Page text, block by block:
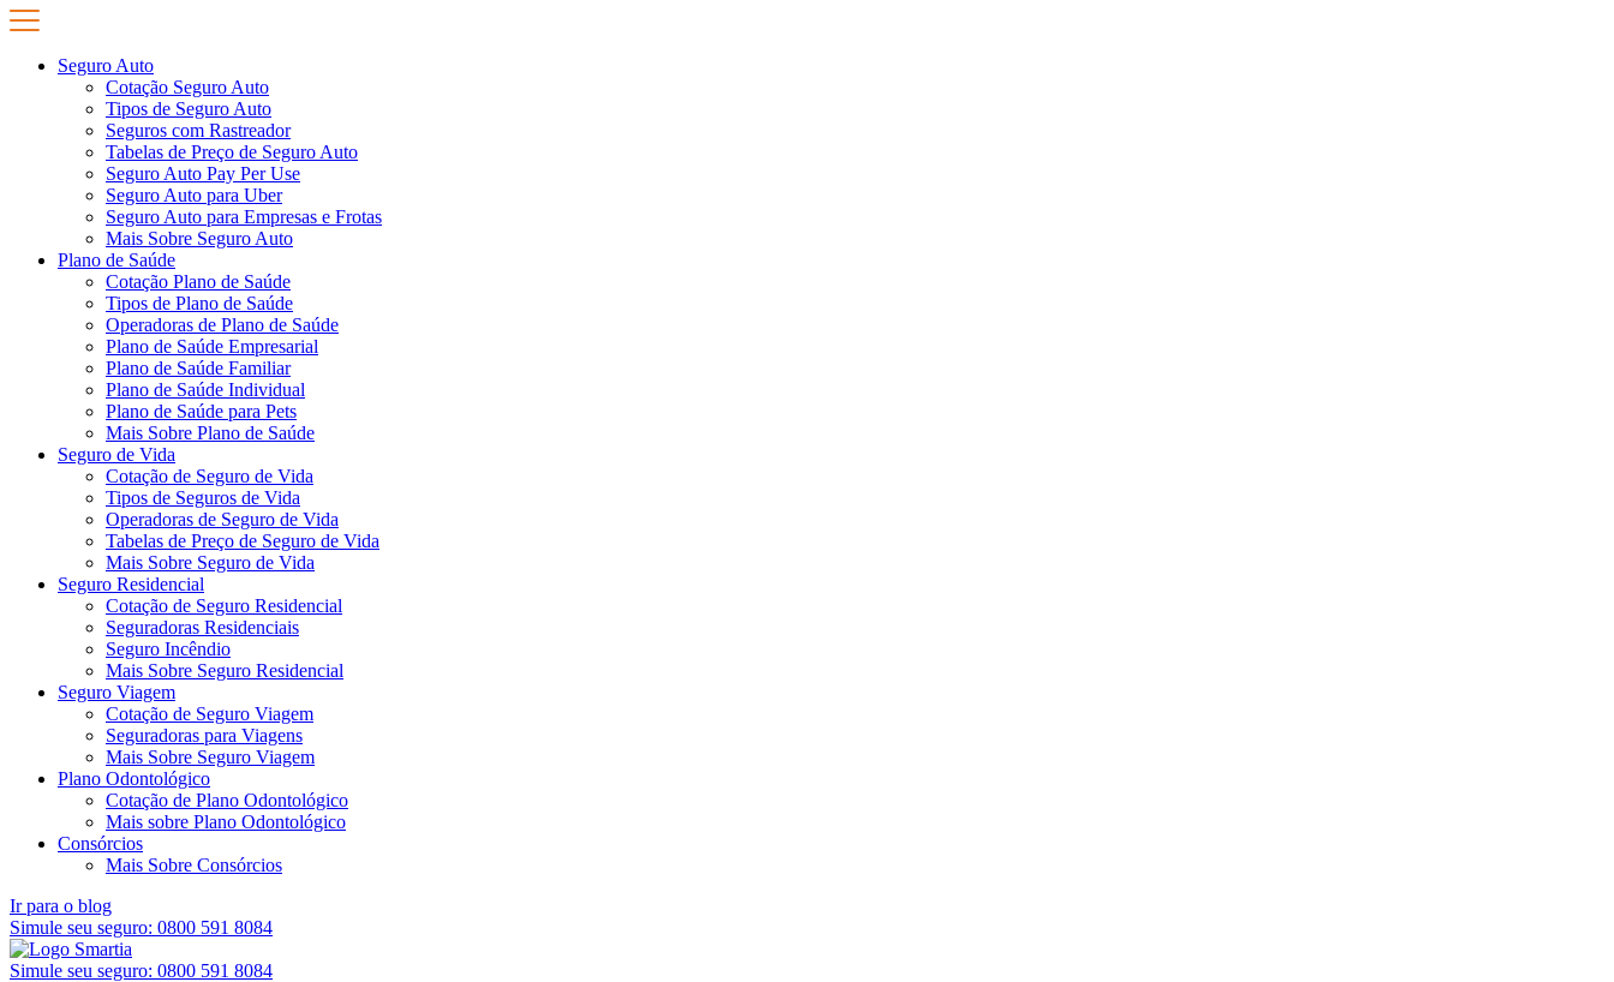
Seguro Auto
Cotação Seguro Auto
Tipos de Seguro Auto
Seguros com Rastreador
Tabelas de Preço de Seguro Auto
Seguro Auto Pay Per Use
Seguro Auto para Uber
Seguro Auto para Empresas e Frotas
Mais Sobre Seguro Auto
Plano de Saúde
Cotação Plano de Saúde
Tipos de Plano de Saúde
Operadoras de Plano de Saúde
Plano de Saúde Empresarial
Plano de Saúde Familiar
Plano de Saúde Individual
Plano de Saúde para Pets
Mais Sobre Plano de Saúde
Seguro de Vida
Cotação de Seguro de Vida
Tipos de Seguros de Vida
Operadoras de Seguro de Vida
Tabelas de Preço de Seguro de Vida
Mais Sobre Seguro de Vida
Seguro Residencial
Cotação de Seguro Residencial
Seguradoras Residenciais
Seguro Incêndio
Mais Sobre Seguro Residencial
Seguro Viagem
Cotação de Seguro Viagem
Seguradoras para Viagens
Mais Sobre Seguro Viagem
Plano Odontológico
Cotação de Plano Odontológico
Mais sobre Plano Odontológico
Consórcios
Mais Sobre Consórcios
Ir para o blog
Simule seu seguro: 0800 591 8084
Simule seu seguro: 0800 591 8084